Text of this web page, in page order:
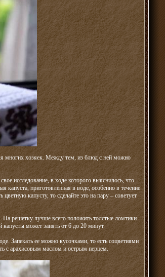
многих хозяек. Между тем, из блюд с ней можно
исследование, в ходе которого выяснилось, что
капуста, приготовленная в воде, особенно в течение
капусту, то сделайте это на пару – советует
На решетку лучше всего положить толстые ломтики
капусты может занять от 6 до 20 минут.
Запекать ее можно кусочками, то есть соцветиями
с арахисовым маслом и острым перцем.